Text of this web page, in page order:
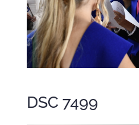
DSC 7499